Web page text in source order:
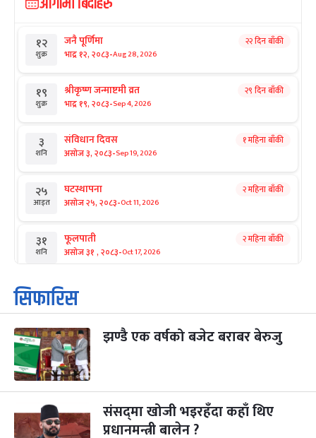
१२
शुक्र
जनै पूर्णिमा
भाद्र १२, २०८३-Aug 28, 2026
२२ दिन बाँकी
१९
शुक्र
श्रीकृष्ण जन्माष्टमी व्रत
भाद्र १९, २०८३-Sep 4, 2026
२९ दिन बाँकी
३
शनि
संविधान दिवस
असोज ३, २०८३-Sep 19, 2026
१ महिना बाँकी
२५
आइत
घटस्थापना
असोज २५, २०८३-Oct 11, 2026
२ महिना बाँकी
३१
शनि
फूलपाती
असोज ३१ , २०८३-Oct 17, 2026
२ महिना बाँकी
१
आइत
कार्तिक सङ्क्रान्ति
कार्तिक १, २०८३
३
मंगल
महानवमी
कार्तिक ३, २०८३
२ महिना बाँकी
४
कार्तिक ४, २०८३ Oct 21, 2026
सिफारिस
झण्डै एक वर्षको बजेट बराबर बेरुजु
संसद्‌मा खोजी भइरहँदा कहाँ थिए
प्रधानमन्त्री बालेन ?